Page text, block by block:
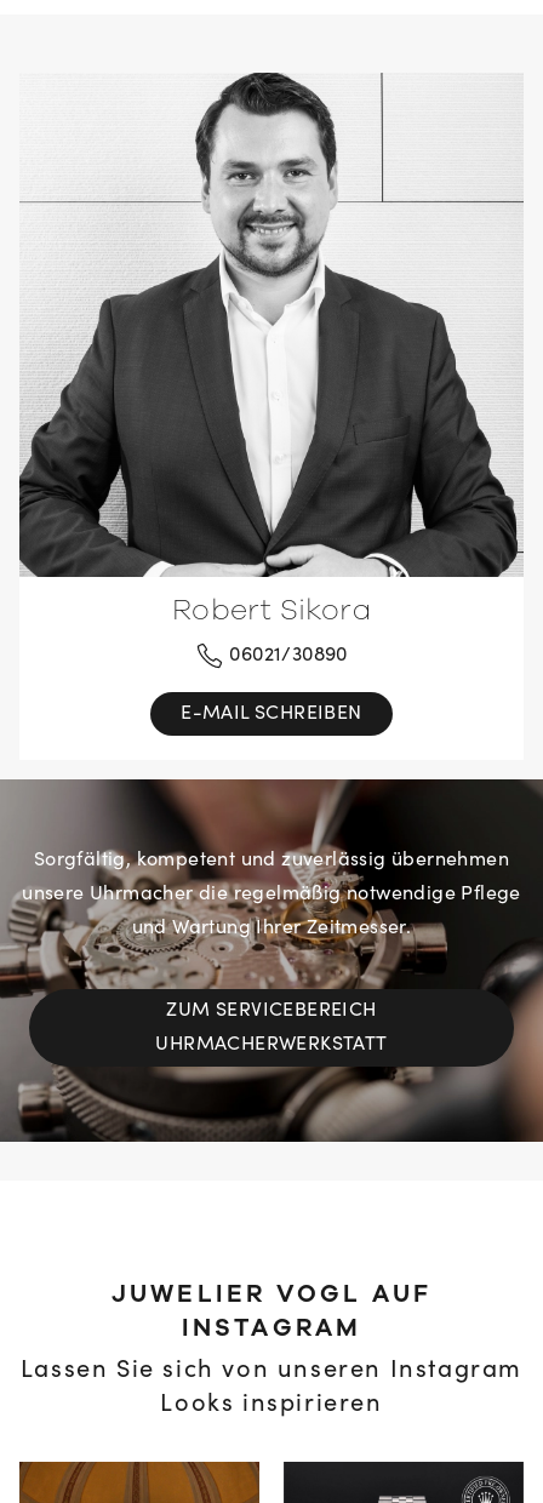
Robert Sikora
06021/30890
E-MAIL SCHREIBEN
Sorgfältig, kompetent und zuverlässig übernehmen
unsere Uhrmacher die regelmäßig notwendige Pflege
und Wartung Ihrer Zeitmesser.
ZUM SERVICEBEREICH
UHRMACHERWERKSTATT
JUWELIER VOGL AUF
INSTAGRAM
Lassen Sie sich von unseren Instagram
Looks inspirieren